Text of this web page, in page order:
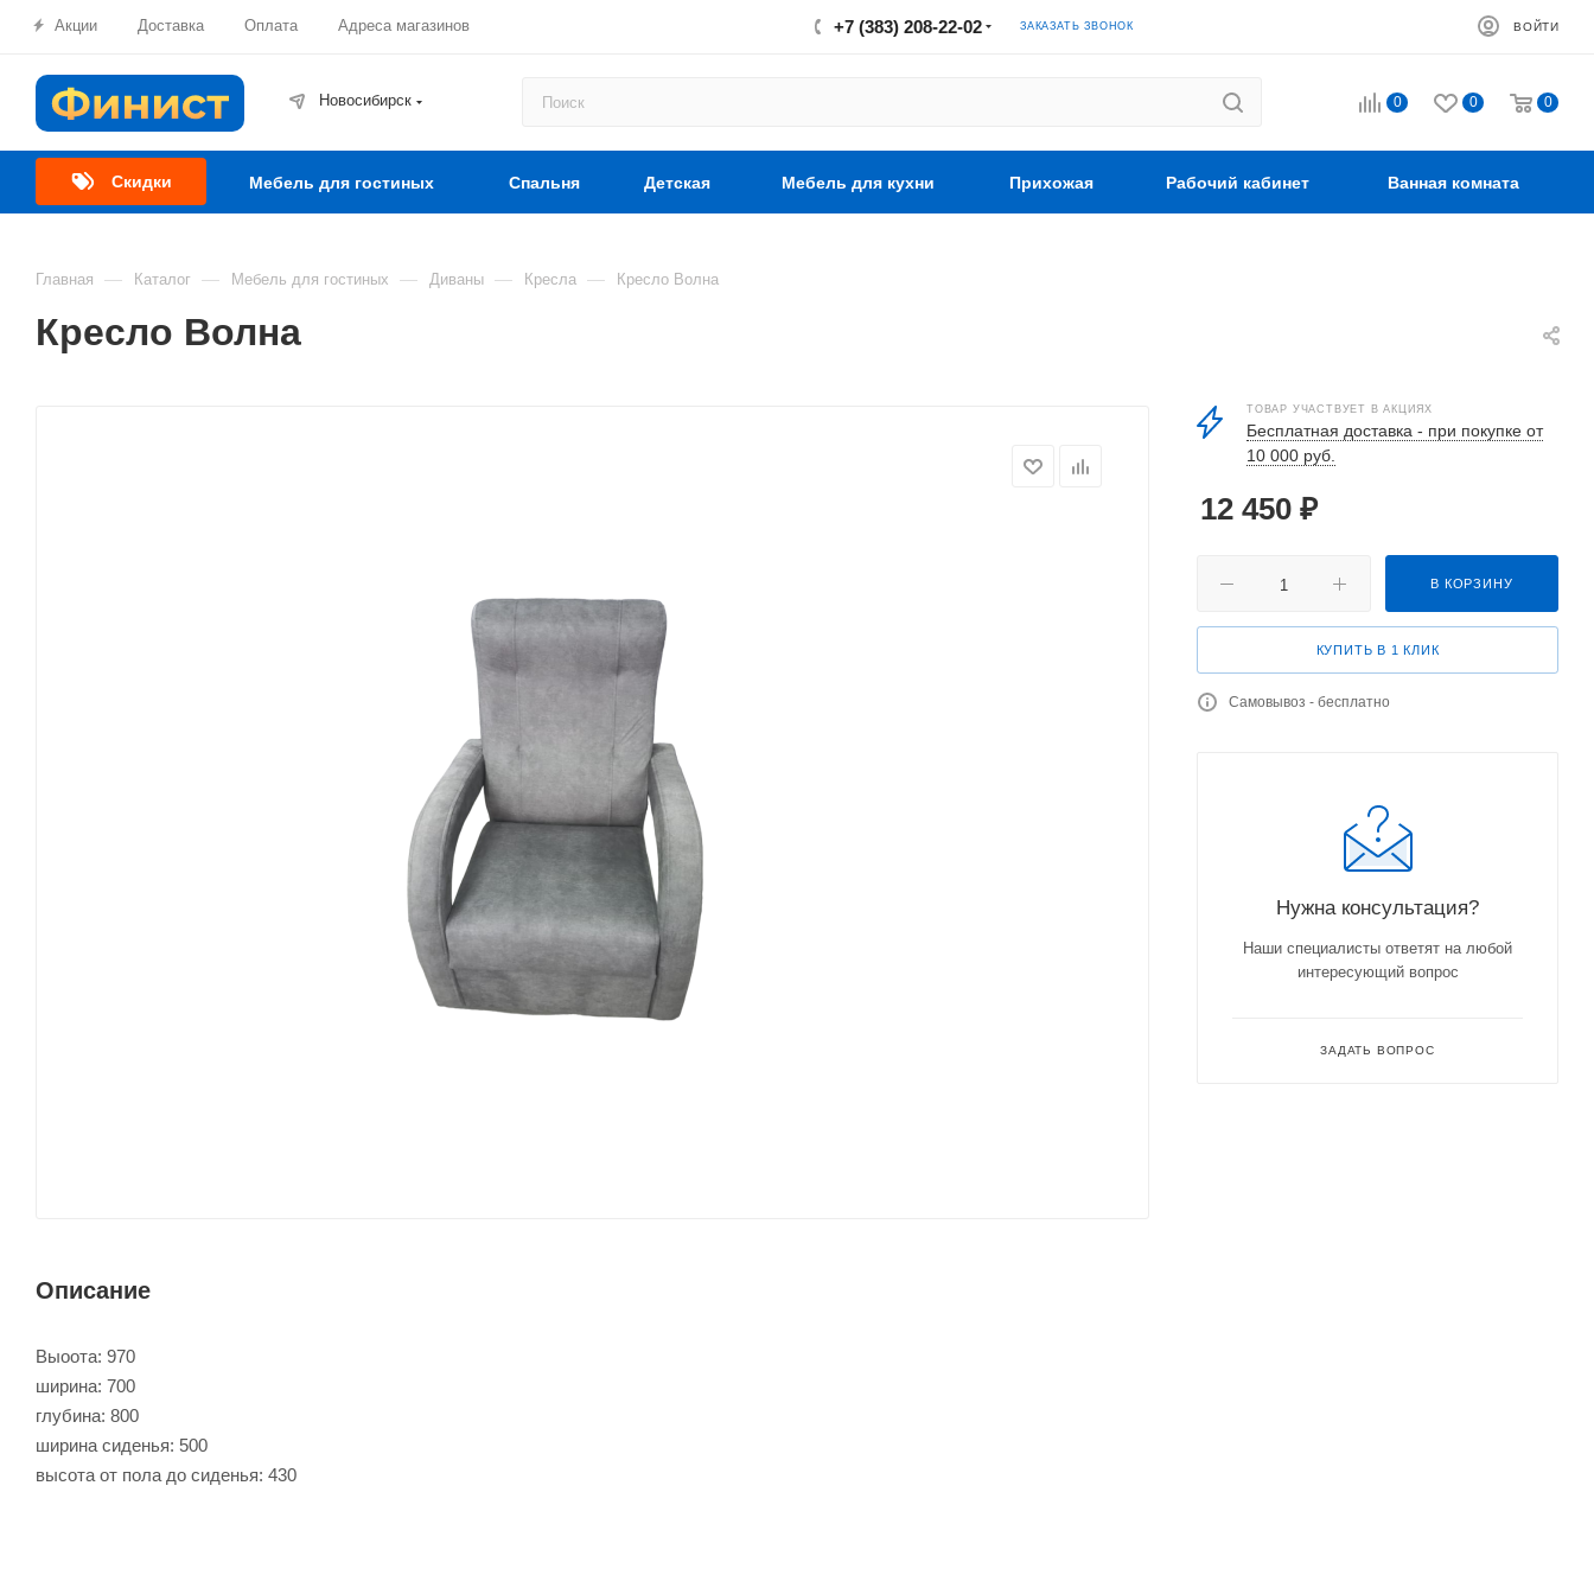
Акции Доставка Оплата Адреса магазинов +7 (383) 208-22-02 ЗАКАЗАТЬ ЗВОНОК ВОЙТИ
Новосибирск 0 0 0
Скидки Мебель для гостиных Спальня Детская Мебель для кухни Прихожая Рабочий кабинет Ванная комната
Главная — Каталог — Мебель для гостиных — Диваны — Кресла — Кресло Волна
Кресло Волна
Описание
Выоота: 970
ширина: 700
глубина: 800
ширина сиденья: 500
высота от пола до сиденья: 430
ТОВАР УЧАСТВУЕТ В АКЦИЯХ
Бесплатная доставка - при покупке от
10 000 руб.
12 450 ₽
В КОРЗИНУ
КУПИТЬ В 1 КЛИК
Самовывоз - бесплатно
Нужна консультация?
Наши специалисты ответят на любой
интересующий вопрос
ЗАДАТЬ ВОПРОС